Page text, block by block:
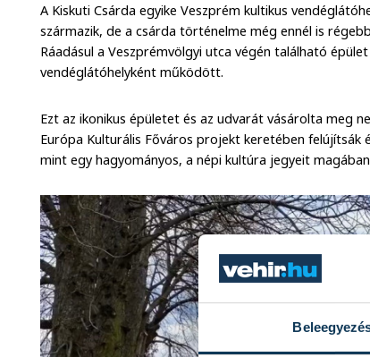
A Kiskuti Csárda egyike Veszprém kultikus
származik, de a csárda történelme még ennél is
Ráadásul a Veszprémvölgyi utca végén található
vendéglátóhelyként működött.
Ezt az ikonikus épületet és az udvarát vásárolta meg
Európa Kulturális Főváros projekt keretében felújítsák
mint egy hagyományos, a népi kultúra jegyeit